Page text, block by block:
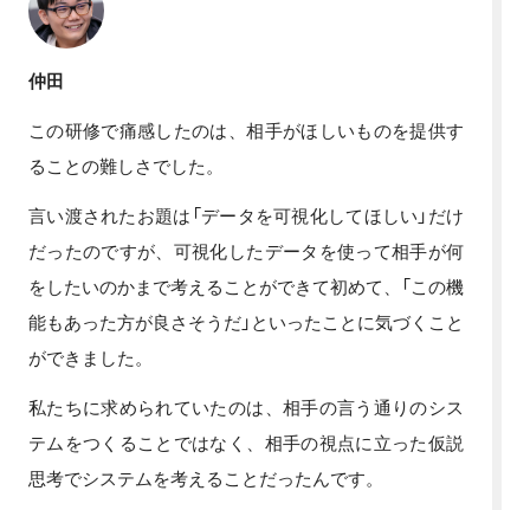
仲田
この研修で痛感したのは、相手がほしいものを提供す
ることの難しさでした。
言い渡されたお題は「データを可視化してほしい」だけ
だったのですが、可視化したデータを使って相手が何
をしたいのかまで考えることができて初めて、「この機
能もあった方が良さそうだ」といったことに気づくこと
ができました。
私たちに求められていたのは、相手の言う通りのシス
テムをつくることではなく、相手の視点に立った仮説
思考でシステムを考えることだったんです。